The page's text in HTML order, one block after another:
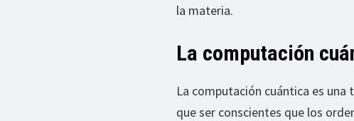
la materia.
La computación
La computación cuántica es
que ser conscientes que los